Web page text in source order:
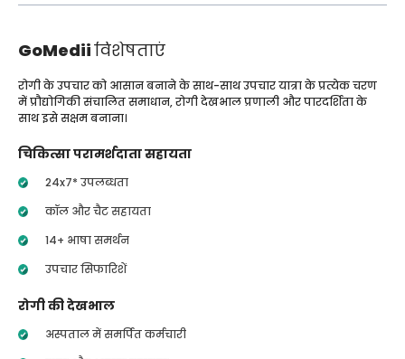
GoMediiविशेषताएं
रोगी के उपचार को आसान बनाने के साथ-साथ उपचार यात्रा के प्रत्येक चरण
में प्रौद्योगिकी संचालित समाधान, रोगी देखभाल प्रणाली और पारदर्शिता के
साथ इसे सक्षम बनाना।
चिकित्सा परामर्शदाता सहायता
24x7* उपलब्धता
कॉल और चैट सहायता
14+ भाषा समर्थन
उपचार सिफारिशें
रोगी की देखभाल
अस्पताल में समर्पित कर्मचारी